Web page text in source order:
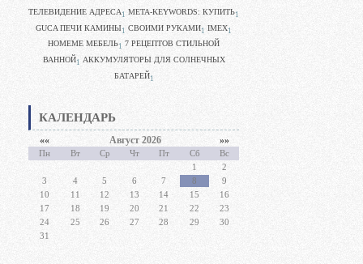
ТЕЛЕВИДЕНИЕ АДРЕСА 1 META-KEYWORDS: КУПИТЬ1
GUCA ПЕЧИ КАМИНЫ1 CВОИМИ РУКАМИ1 IMEX1
HOMEME МЕБЕЛЬ1 7 РЕЦЕПТОВ СТИЛЬНОЙ
ВАННОЙ1 АККУМУЛЯТОРЫ ДЛЯ СОЛНЕЧНЫХ
БАТАРЕЙ1
КАЛЕНДАРЬ
«« Август 2026 »»
Пн Вт Ср Чт Пт Сб
Вс
1
2
3
4 5 6 7 8
9
10
11 12 13 14 15
16
17
18 19 20 21 22
23
24
25 26 27 28 29
30
31